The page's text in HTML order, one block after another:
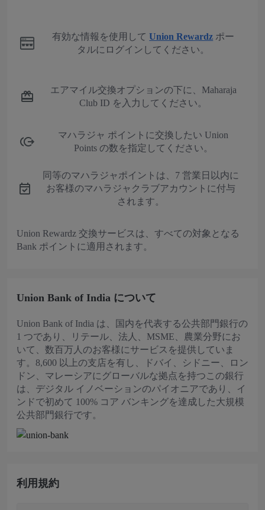
有効な情報を使用してUnion Rewardz ポー
タルにログインしてください。
エアマイル交換オプションの下に、Maharaja
Club ID を入力してください。
マハラジャ ポイントに交換したい Union
Points の数を指定してください。
同等のマハラジャポイントは、7 営業日以内に
お客様のマハラジャクラブアカウントに付与
されます。
Union Rewardz 交換サービスは、すべての対象となる
Bank ポイントに適用されます。
Union Bank of India について
Union Bank of India は、国内を代表する公共部門銀行の
1 つであり、リテール、法人、MSME、農業分野にお
いて、数百万人のお客様にサービスを提供していま
す。8,600 以上の支店を有し、ドバイ、シドニー、ロン
ドン、マレーシアにグローバルな拠点を持つこの銀行
は、デジタル イノベーションのパイオニアであり、イ
ンドで初めて 100% コア バンキングを達成した大規模
公共部門銀行です。
利用規約